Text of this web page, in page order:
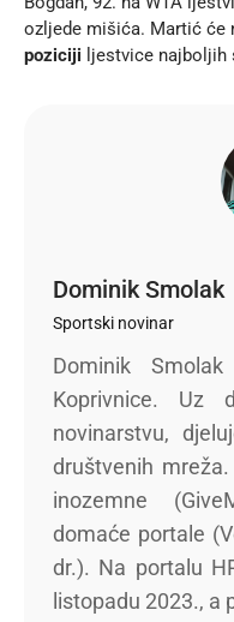
ozljede mišića. Martić će
poziciji ljestvice
Dominik Smolak
Sportski novinar
Dominik
Koprivnice. Uz
novinarstvu,
društvenih
inozemne
domaće portale
dr.). Na portalu
listopadu 2023., a